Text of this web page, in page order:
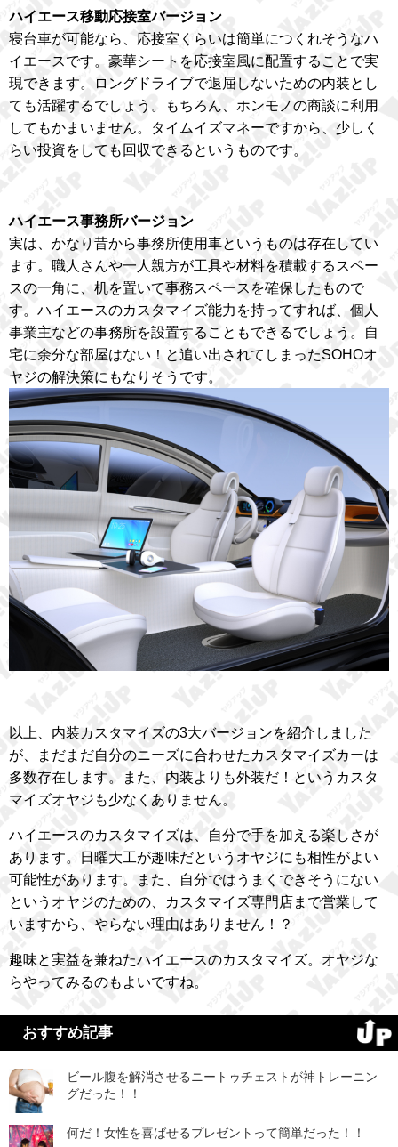
ハイエース移動応接室バージョン
寝台車が可能なら、応接室くらいは簡単につくれそうなハ
イエースです。豪華シートを応接室風に配置することで実
現できます。ロングドライブで退屈しないための内装とし
ても活躍するでしょう。もちろん、ホンモノの商談に利用
してもかまいません。タイムイズマネーですから、少しく
らい投資をしても回収できるというものです。
ハイエース事務所バージョン
実は、かなり昔から事務所使用車というものは存在してい
ます。職人さんや一人親方が工具や材料を積載するスペー
スの一角に、机を置いて事務スペースを確保したもので
す。ハイエースのカスタマイズ能力を持ってすれば、個人
事業主などの事務所を設置することもできるでしょう。自
宅に余分な部屋はない！と追い出されてしまったSOHOオ
ヤジの解決策にもなりそうです。
以上、内装カスタマイズの3大バージョンを紹介しました
が、まだまだ自分のニーズに合わせたカスタマイズカーは
多数存在します。また、内装よりも外装だ！というカスタ
マイズオヤジも少なくありません。
ハイエースのカスタマイズは、自分で手を加える楽しさが
あります。日曜大工が趣味だというオヤジにも相性がよい
可能性があります。また、自分ではうまくできそうにない
というオヤジのための、カスタマイズ専門店まで営業して
いますから、やらない理由はありません！？
趣味と実益を兼ねたハイエースのカスタマイズ。オヤジな
らやってみるのもよいですね。
おすすめ記事
ビール腹を解消させるニートゥチェストが神トレーニン
グだった！！
何だ！女性を喜ばせるプレゼントって簡単だった！！